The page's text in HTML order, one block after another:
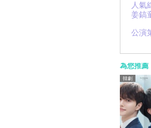
人氣
姜鎬
公演
為您推薦
韓劇